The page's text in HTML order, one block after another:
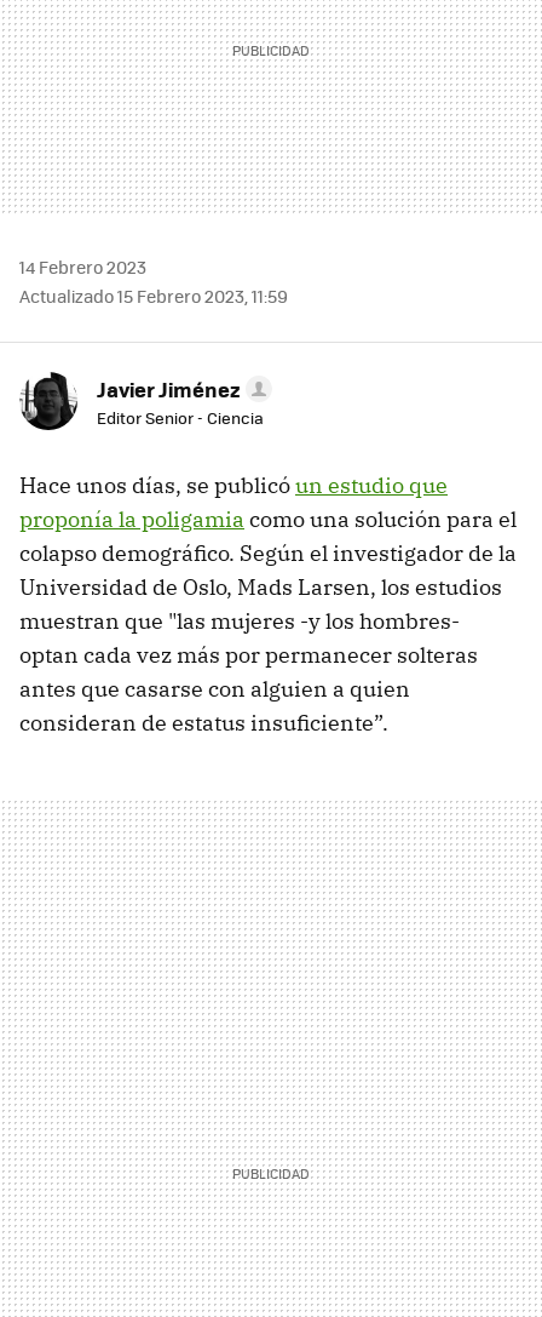
14 Febrero 2023
Actualizado 15 Febrero 2023, 11:59
Javier Jiménez
Editor Senior - Ciencia
Hace unos días, se publicóun estudio que
proponía la poligamia como una solución para el
colapso demográfico. Según el investigador de la
Universidad de Oslo, Mads Larsen, los estudios
muestran que "las mujeres -y los hombres-
optan cada vez más por permanecer solteras
antes que casarse con alguien a quien
consideran de estatus insuficiente”.